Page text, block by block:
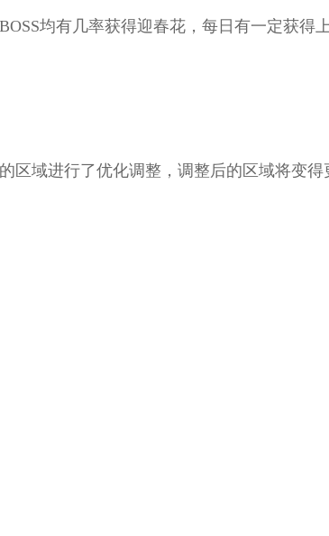
均有几率获得迎春花，每日有一定获得
区域进行了优化调整，调整后的区域将变